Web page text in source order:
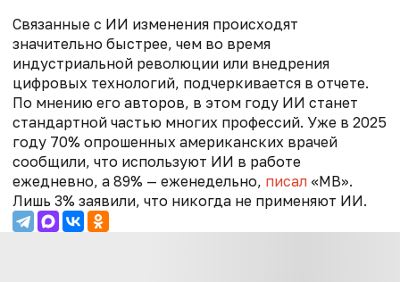
Связанные с ИИ изменения происходят
значительно быстрее, чем во время
индустриальной революции или внедрения
цифровых технологий, подчеркивается в отчете.
По мнению его авторов, в этом году ИИ станет
стандартной частью многих профессий. Уже в 2025
году 70% опрошенных американских врачей
сообщили, что используют ИИ в работе
ежедневно, а 89% — еженедельно, писал «МВ».
Лишь 3% заявили, что никогда не применяют ИИ.